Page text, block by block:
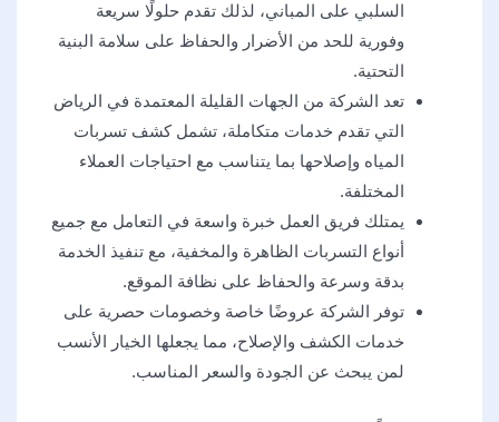
السلبي على المباني، لذلك تقدم حلولًا سريعة
وفورية للحد من الأضرار والحفاظ على سلامة البنية
التحتية.
تعد الشركة من الجهات القليلة المعتمدة في الرياض
التي تقدم خدمات متكاملة، تشمل كشف تسربات
المياه وإصلاحها بما يتناسب مع احتياجات العملاء
المختلفة.
يمتلك فريق العمل خبرة واسعة في التعامل مع جميع
أنواع التسربات الظاهرة والمخفية، مع تنفيذ الخدمة
بدقة وسرعة والحفاظ على نظافة الموقع.
توفر الشركة عروضًا خاصة وخصومات حصرية على
خدمات الكشف والإصلاح، مما يجعلها الخيار الأنسب
لمن يبحث عن الجودة والسعر المناسب.